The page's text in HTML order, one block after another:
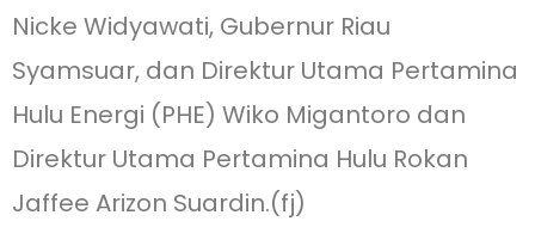
Nicke Widyawati, Gubernur Riau
Syamsuar, dan Direktur Utama Pertamina
Hulu Energi (PHE) Wiko Migantoro dan
Direktur Utama Pertamina Hulu Rokan
Jaffee Arizon Suardin.(fj)